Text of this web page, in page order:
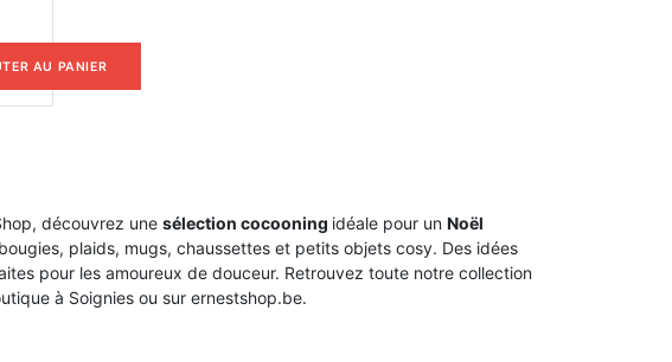
AU PANIER
découvrez une sélection cocooning idéale pour un Noël
plaids, mugs, chaussettes et petits objets cosy. Des idées
pour les amoureux de douceur. Retrouvez toute notre collection
à Soignies ou sur ernestshop.be.